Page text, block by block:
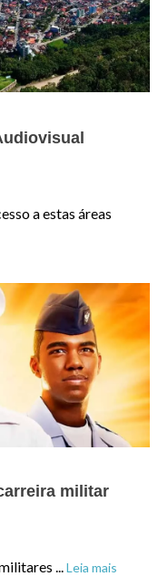
a estas áreas
militar
...Leia mais